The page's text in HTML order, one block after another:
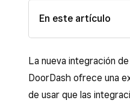
En este artículo
La nueva integración
DoorDash ofrece una
de usar que las